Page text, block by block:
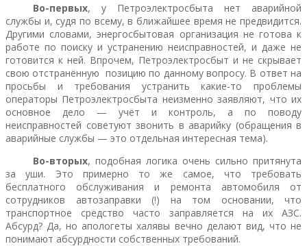
Во-первых, у Петроэлектросбыта нет аварийной
службы и, судя по всему, в ближайшее время не предвидится.
Другими словами, энергосбытовая организация не готова к
работе по поиску и устранению неисправностей, и даже не
готовится к ней. Впрочем, Петроэлектросбыт и не скрывает
свою отстранённую позицию по данному вопросу. В ответ на
просьбы и требования устранить какие-то проблемы
операторы Петроэлектросбыта неизменно заявляют, что их
основное дело — учёт и контроль, а по поводу
неисправностей советуют звонить в аварийку (обращения в
аварийные службы — это отдельная интересная тема).
Во-вторых, подобная логика очень сильно притянута
за уши. Это примерно то же самое, что требовать
бесплатного обслуживания и ремонта автомобиля от
сотрудников автозаправки (!) на том основании, что
транспортное средство часто заправляется на их АЗС.
Абсурд? Да, но апологеты халявы вечно делают вид, что не
понимают абсурдности собственных требований.